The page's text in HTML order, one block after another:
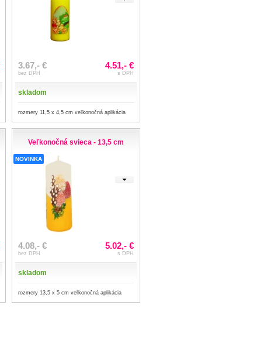
3.67,- €
bez DPH
4.51,- €
s DPH
skladom
rozmery 11,5 x 4,5 cm veľkonočná aplikácia
Veľkonočná svieca - 13,5 cm
NOVINKA
4.08,- €
bez DPH
5.02,- €
s DPH
skladom
rozmery 13,5 x 5 cm veľkonočná aplikácia